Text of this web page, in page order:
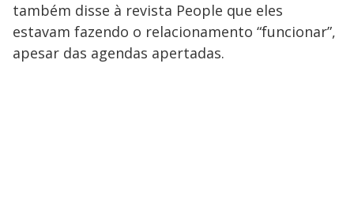
também disse à revista People que eles
estavam fazendo o relacionamento “funcionar”,
apesar das agendas apertadas.